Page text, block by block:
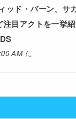
ド・バーン、サ
注目アクトを一挙
AM に